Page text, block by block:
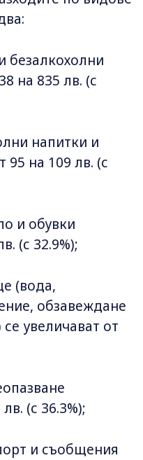
безалкохолни
на 835 лв. (с
напитки и
95 на 109 лв. (с
и обувки
(с 32.9%);
(вода,
обзавеждане
увеличават от
(с 36.3%);
и съобщения